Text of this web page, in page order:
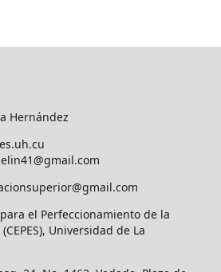
Hernández
el Perfeccionamiento de la
Universidad de La